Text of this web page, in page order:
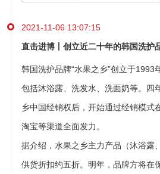
2021-11-06 13:07:15
直击进博丨创立近二十年的韩国洗护
韩国洗护品牌“水果之乡”创立于1993
包括沐浴露、洗发水、洗面奶等。四
乡中国经销权后，开始通过经销模式
淘宝等渠道全面发力。
据介绍，水果之乡主力产品（沐浴露
供货折扣约五折。明年，品牌方将在